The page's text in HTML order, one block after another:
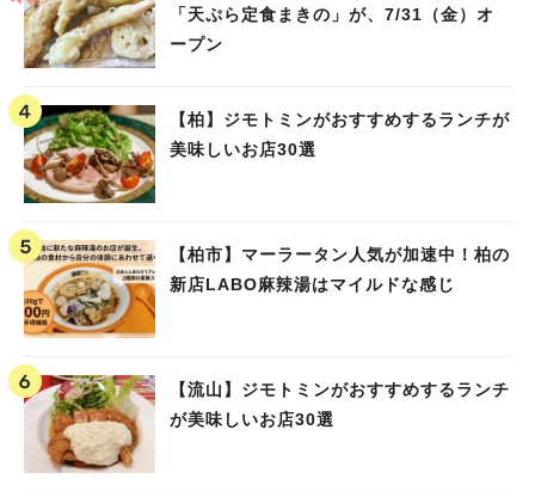
「天ぷら定食まきの」が、7/31（金）オ
ープン
【柏】ジモトミンがおすすめするランチが
美味しいお店30選
【柏市】マーラータン人気が加速中！柏の
新店LABO麻辣湯はマイルドな感じ
【流山】ジモトミンがおすすめするランチ
が美味しいお店30選